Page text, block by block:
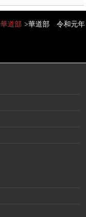
華道部 >華道部 令和元年